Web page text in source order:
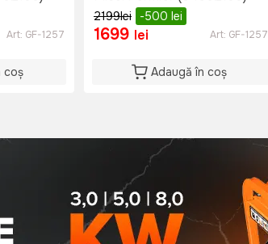
Art: GF-1257
coș
2199lei -500 lei
1699 lei Art: GF-1257
Adaugă în coș